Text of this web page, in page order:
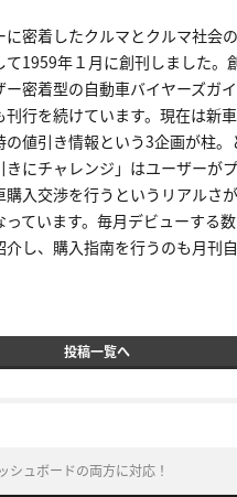
に密着したクルマとクルマ社会
て1959年１月に創刊しました。
密着型の自動車バイヤーズガ
行を続けています。現在は新
の値引き情報という3企画が柱
にチャレンジ」はユーザーが
購入交渉を行うというリアルさ
ています。毎月デビューする
介し、購入指南を行うのも月刊
投稿一覧へ
ュボードの両方に対応！